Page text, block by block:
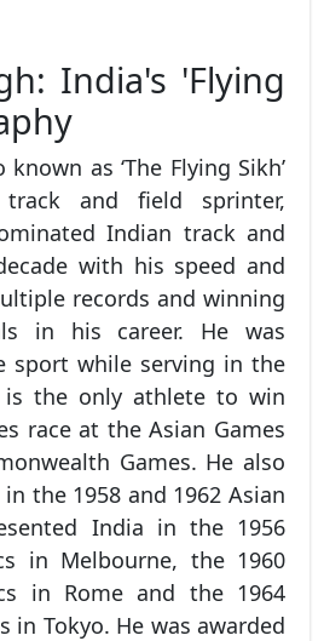
India's 'Flying
as ‘The Flying Sikh’
and field sprinter,
Indian track and
with his speed and
records and winning
in his career. He was
sport while serving in the
is the only athlete to win
race at the Asian Games
Games. He also
the 1958 and 1962 Asian
India in the 1956
in Melbourne, the 1960
in Rome and the 1964
in Tokyo. He was awarded